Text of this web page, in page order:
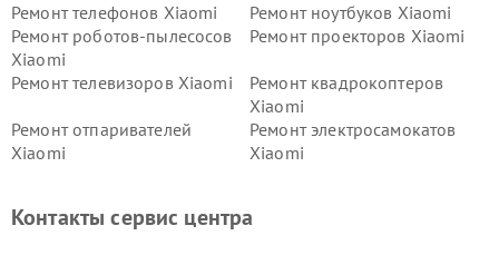
Ремонт телефонов Xiaomi
Ремонт ноутбуков Xiaomi
Ремонт роботов-пылесосов
Xiaomi
Ремонт проекторов Xiaomi
Ремонт телевизоров Xiaomi
Ремонт квадрокоптеров
Xiaomi
Ремонт отпаривателей
Xiaomi
Ремонт электросамокатов
Xiaomi
Ремонт стиральных машин
Ремонт смарт-часов Xiaomi
Контакты сервис центра